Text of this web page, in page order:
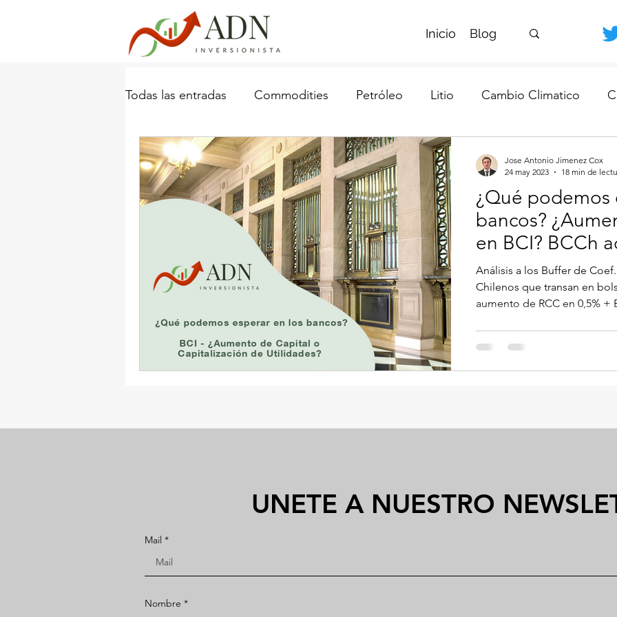
Inicio Blog
Todas las entradas Commodities Petróleo Litio Cambio Climatico
Industria Naviera Portada Bancos Chilenos
¿Qué podemos
bancos?
en BCI? BCCh
0,5% + B.III
Análisis a los Buffer de
Chilenos que transan en
aumento de RCC en 0,5% +
Jose Antonio Jimenez Cox
24 may 2023
18 min de
UNETE A NUESTRO
Mail
Nombre